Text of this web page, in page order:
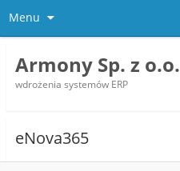
Menu
Armony Sp. z o.o.
wdrożenia systemów ERP
eNova365